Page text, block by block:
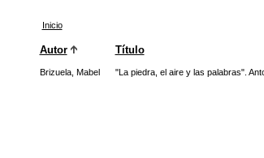
Inicio
Autor Título
Brizuela, Mabel "La piedra, el aire y las palabras".